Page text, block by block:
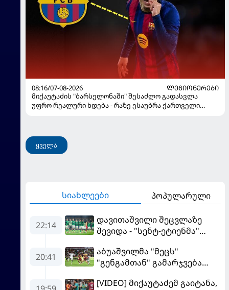
08:16/07-08-2026
ᲚᲔᲒᲘᲝᲜᲔᲠᲔᲑᲘ
მიქაუტაძის "ბარსელონაში" შესაძლო გადასვლა
უფრო რეალური ხდება - რაზე ესაუბრა ქართველი
ყველა
სიახლეები პოპულარული
22:14
დავითაშვილი შეცვლაზე
შევიდა - "სენტ-ეტიენმა"
20:41
აბუაშვილმა "მეცს"
"გენგამთან" გამარჯვება
[VIDEO] მიქაუტაძემ გაიტანა,